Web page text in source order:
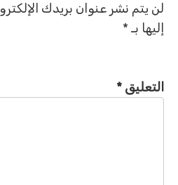
لن يتم نشر عنوان بريدك الإلكتروني.
إليها بـ *
التعليق*